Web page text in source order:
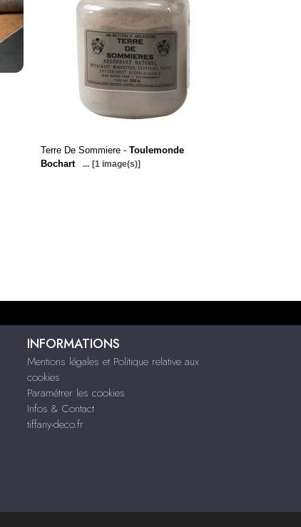
Terre De Sommiere - Toulemonde
Bochart
... [1 image(s)]
INFORMATIONS
Mentions légales et Politique relative aux
cookies
Paramétrer les cookies
Infos & Contact
tiffany-deco.fr